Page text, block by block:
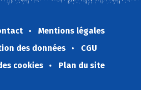
Mentions légales
des données
CGU
cookies
Plan du site